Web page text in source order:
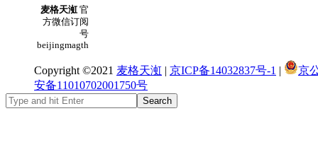
麦格天渱官
方微信订阅
号
beijingmagth
Copyright ©2021 麦格天渱 | 京ICP备14032837号-1 |
京
安备11010702001750号